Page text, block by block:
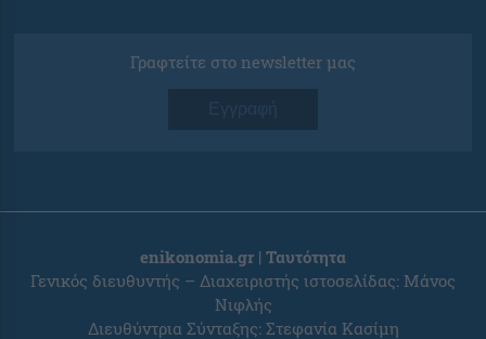
Γραφτείτε στο newsletter μας
Εγγραφή
enikonomia.gr | Ταυτότητα
Γενικός διευθυντής – Διαχειριστής ιστοσελίδας: Μάνος
Νιφλής
Διευθύντρια Σύνταξης: Στεφανία Κασίμη